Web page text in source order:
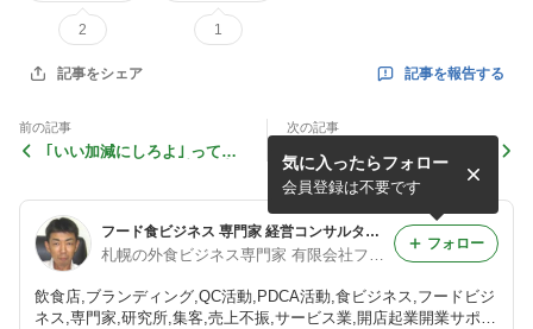
2 1
記事をシェア 記事を報告する
前の記事
｢いい加減にしろよ｣ って、
次の記事
少数派が … 多数派へと変わ
る瞬間 … アメリカ大統領選
を振り返りながら …
フード食ビジネス 専門家 経営コンサルタント 飲食店 活性化 プロデュース 太田耕平 札幌 北海道 ファインド ブログ
飲食店,ブランディング,QC活動,PDCA活動,食ビジネス,フードビジ
ネス,専門家,研究所,集客,売上不振,サービス業,開店起業開業サポー
気に入ったらフォロー
会員登録は不要です
フォロー